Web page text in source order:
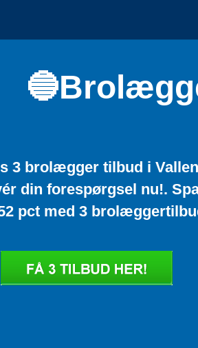
3 brolægger tilbud i
din forespørgsel nu!.
pct med 3